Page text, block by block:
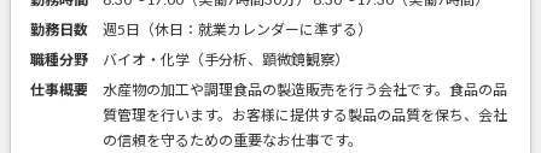
勤務日数
週5日（休日：就業カレンダーに準ずる）
職種分野
バイオ・化学（手分析、顕微鏡観察）
仕事概要
水産物の加工や調理食品の製造販売を行う会社です。食品の品
質管理を行います。お客様に提供する製品の品質を保ち、会社
の信頼を守るための重要なお仕事です。